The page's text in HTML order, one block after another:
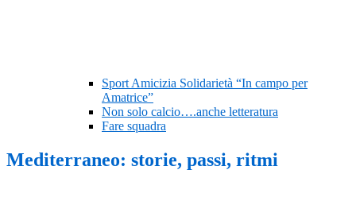
Sport Amicizia Solidarietà “In campo per
Amatrice”
Non solo calcio….anche letteratura
Fare squadra
Mediterraneo: storie, passi, ritmi